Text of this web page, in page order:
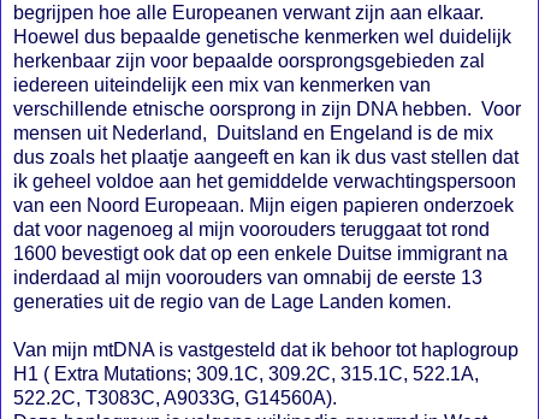
begrijpen hoe alle Europeanen verwant zijn aan elkaar.
Hoewel dus bepaalde genetische kenmerken wel duidelijk
herkenbaar zijn voor bepaalde oorsprongsgebieden zal
iedereen uiteindelijk een mix van kenmerken van
verschillende etnische oorsprong in zijn DNA hebben. Voor
mensen uit Nederland, Duitsland en Engeland is de mix
dus zoals het plaatje aangeeft en kan ik dus vast stellen dat
ik geheel voldoe aan het gemiddelde verwachtingspersoon
van een Noord Europeaan. Mijn eigen papieren onderzoek
dat voor nagenoeg al mijn voorouders teruggaat tot rond
1600 bevestigt ook dat op een enkele Duitse immigrant na
inderdaad al mijn voorouders van omnabij de eerste 13
generaties uit de regio van de Lage Landen komen.
Van mijn mtDNA is vastgesteld dat ik behoor tot haplogroup
H1 ( Extra Mutations; 309.1C, 309.2C, 315.1C, 522.1A,
522.2C, T3083C, A9033G, G14560A).